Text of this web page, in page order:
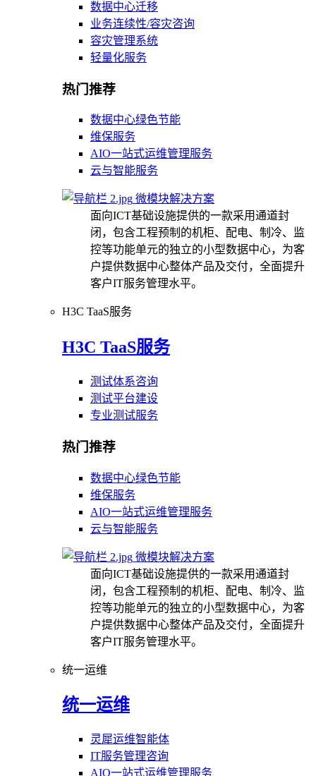
数据中心迁移
业务连续性/容灾咨询
容灾管理系统
轻量化服务
热门推荐
数据中心绿色节能
维保服务
AIO一站式运维管理服务
云与智能服务
微模块解决方案
面向ICT基础设施提供的一款采用通道封
闭，包含工程预制的机柜、配电、制冷、监
控等功能单元的独立的小型数据中心，为客
户提供数据中心整体产品及交付，全面提升
客户IT服务管理水平。
H3C TaaS服务
H3C TaaS服务
测试体系咨询
测试平台建设
专业测试服务
热门推荐
数据中心绿色节能
维保服务
AIO一站式运维管理服务
云与智能服务
微模块解决方案
面向ICT基础设施提供的一款采用通道封
闭，包含工程预制的机柜、配电、制冷、监
控等功能单元的独立的小型数据中心，为客
户提供数据中心整体产品及交付，全面提升
客户IT服务管理水平。
统一运维
统一运维
灵犀运维智能体
IT服务管理咨询
AIO一站式运维管理服务